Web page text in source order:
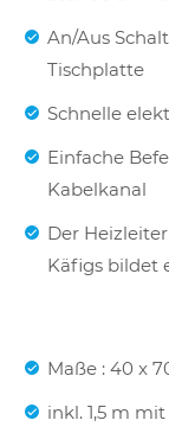
An/Aus
Tischplatte
Schnelle
Einfache
Kabelkanal
Der
Käfigs bildet
Maße : 40 x
inkl. 1,5 m